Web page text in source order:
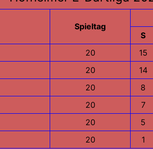
Spieltag
S
20 15
20 14
20 8
20 7
20 5
20 1